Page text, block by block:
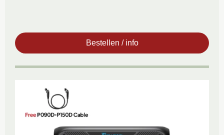
Bestellen / info